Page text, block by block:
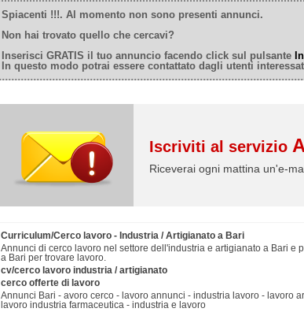
Spiacenti !!!. Al momento non sono presenti annunci.
Non hai trovato quello che cercavi?
Inserisci GRATIS il tuo annuncio facendo click sul pulsante
In questo modo potrai essere contattato dagli utenti
Iscriviti al servizio
Riceverai ogni mattina un'e-
Curriculum/Cerco lavoro - Industria / Artigianato a Bari
Annunci di cerco lavoro nel settore dell'industria e artigianato a Bari
a Bari per trovare lavoro.
cv/cerco lavoro industria / artigianato
cerco offerte di lavoro
Annunci Bari - avoro cerco - lavoro annunci - industria lavoro - lavoro
lavoro industria farmaceutica - industria e lavoro